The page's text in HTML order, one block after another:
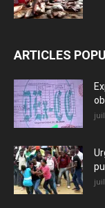
ARTICLES